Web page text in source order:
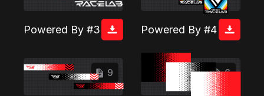
Powered By #3 Powered By #4
9 6